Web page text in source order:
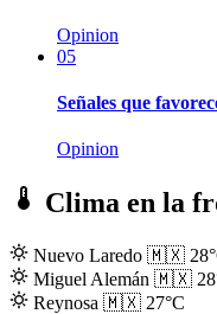
Opinion
05
Señales que
Opinion
Clima en la
Nuevo Laredo 🇲🇽
Miguel Alemán 🇲🇽
Reynosa 🇲🇽 27°C